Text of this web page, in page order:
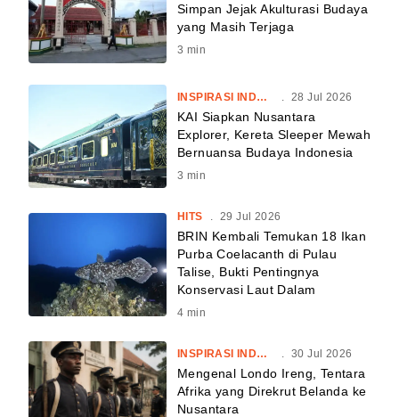
Simpan Jejak Akulturasi Budaya
yang Masih Terjaga
3 min
INSPIRASI INDONESIA 28 Jul 2026
KAI Siapkan Nusantara
Explorer, Kereta Sleeper Mewah
Bernuansa Budaya Indonesia
3 min
HITS 29 Jul 2026
BRIN Kembali Temukan 18 Ikan
Purba Coelacanth di Pulau
Talise, Bukti Pentingnya
Konservasi Laut Dalam
4 min
INSPIRASI INDONESIA . 30 Jul 2026
Mengenal Londo Ireng, Tentara
Afrika yang Direkrut Belanda ke
Nusantara